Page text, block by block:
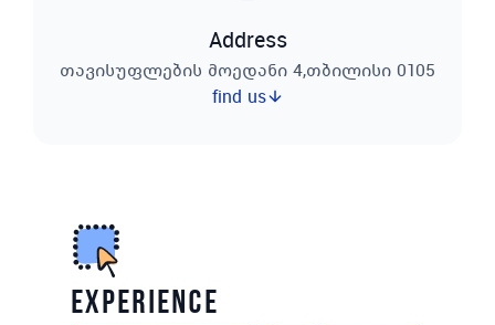
Address
თავისუფლების მოედანი 4,თბილისი 0105
find us
experience